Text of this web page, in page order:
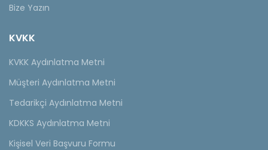
Bize Yazın
KVKK
KVKK Aydınlatma Metni
Müşteri Aydınlatma Metni
Tedarikçi Aydınlatma Metni
KDKKS Aydınlatma Metni
Kişisel Veri Başvuru Formu